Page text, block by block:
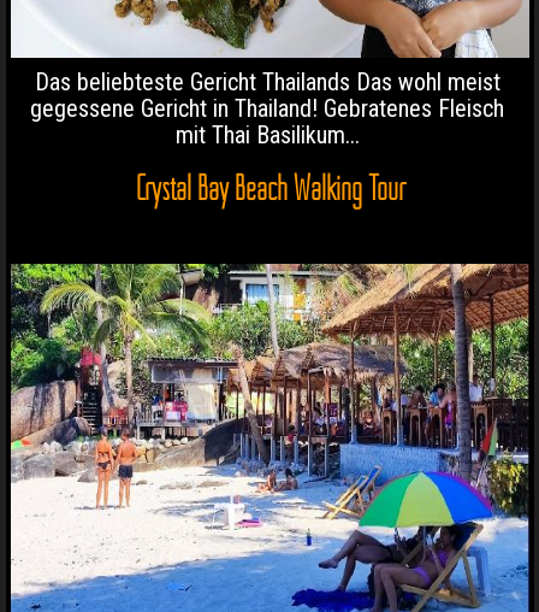
Das beliebteste Gericht Thailands Das wohl meist
gegessene Gericht in Thailand! Gebratenes Fleisch
mit Thai Basilikum...
Crystal Bay Beach Walking Tour